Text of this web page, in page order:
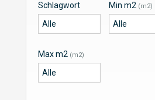
Schlagwort Min m2 (m2)
Max m2 (m2)